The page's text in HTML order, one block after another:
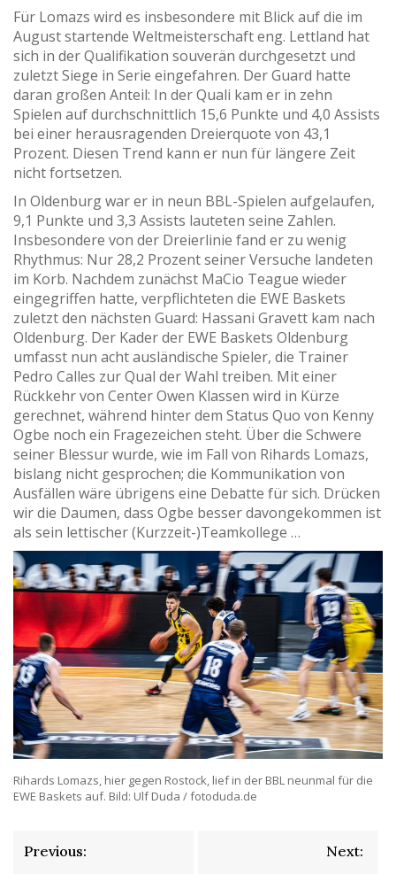
Für Lomazs wird es insbesondere mit Blick auf die im
August startende Weltmeisterschaft eng. Lettland hat
sich in der Qualifikation souverän durchgesetzt und
zuletzt Siege in Serie eingefahren. Der Guard hatte
daran großen Anteil: In der Quali kam er in zehn
Spielen auf durchschnittlich 15,6 Punkte und 4,0 Assists
bei einer herausragenden Dreierquote von 43,1
Prozent. Diesen Trend kann er nun für längere Zeit
nicht fortsetzen.
In Oldenburg war er in neun BBL-Spielen aufgelaufen,
9,1 Punkte und 3,3 Assists lauteten seine Zahlen.
Insbesondere von der Dreierlinie fand er zu wenig
Rhythmus: Nur 28,2 Prozent seiner Versuche landeten
im Korb. Nachdem zunächst MaCio Teague wieder
eingegriffen hatte, verpflichteten die EWE Baskets
zuletzt den nächsten Guard: Hassani Gravett kam nach
Oldenburg. Der Kader der EWE Baskets Oldenburg
umfasst nun acht ausländische Spieler, die Trainer
Pedro Calles zur Qual der Wahl treiben. Mit einer
Rückkehr von Center Owen Klassen wird in Kürze
gerechnet, während hinter dem Status Quo von Kenny
Ogbe noch ein Fragezeichen steht. Über die Schwere
seiner Blessur wurde, wie im Fall von Rihards Lomazs,
bislang nicht gesprochen; die Kommunikation von
Ausfällen wäre übrigens eine Debatte für sich. Drücken
wir die Daumen, dass Ogbe besser davongekommen ist
als sein lettischer (Kurzzeit-)Teamkollege …
Rihards Lomazs, hier gegen Rostock, lief in der BBL neunmal für die
EWE Baskets auf. Bild: Ulf Duda / fotoduda.de
Beitragsnavigation
Previous: Next: